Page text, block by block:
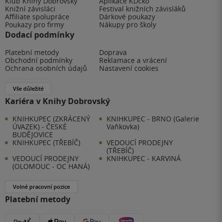
Knižní závisláci
Festival knižních závisláků
Affiliate spolupráce
Dárkové poukazy
Poukazy pro firmy
Nákupy pro školy
Dodací podmínky
Platební metody
Doprava
Obchodní podmínky
Reklamace a vrácení
Ochrana osobních údajů
Nastavení cookies
Vše důležité
Kariéra v Knihy Dobrovský
KNIHKUPEC (ZKRÁCENÝ
ÚVAZEK) - ČESKÉ
BUDĚJOVICE
KNIHKUPEC - BRNO (Galerie
Vaňkovka)
KNIHKUPEC (TŘEBÍČ)
VEDOUCÍ PRODEJNY
(TŘEBÍČ)
VEDOUCÍ PRODEJNY
(OLOMOUC - OC HANÁ)
KNIHKUPEC - KARVINÁ
Volné pracovní pozice
Platební metody